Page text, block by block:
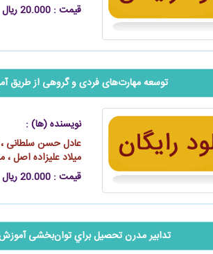
قیمت : 20.000 ریال
‬‬‬‬‬‬‬‬‬‬‬‬‬‬‬‬‬‬‬‬توسعه مهارت‌های فردی و گروهی از طریق
نویسنده (ها) :
عادل حسن سلطانی ،
میلاد علیزاده اصل
قیمت : 20.000 ریال
تدابیر مدرن تحصیل براي توان‌بخشی